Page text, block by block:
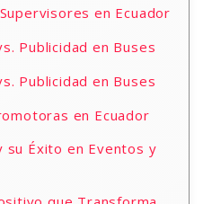
en Ecuador
Publicidad en Buses
Publicidad en Buses
en Ecuador
su Éxito en Eventos y